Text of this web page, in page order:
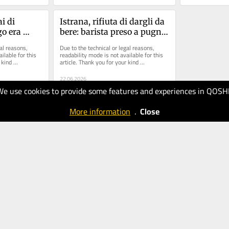
use cookies to provide some features and experiences in
More information . Close
di
era
reasons,
for this
Istrana, rifiuta di dargli da
bere: barista preso a pugni
Due to the technical or legal reasons,
readability mode is not available for this
article. Thank you for your kind
understanding.
22.06.2026
20
Tribuna di
Treviso